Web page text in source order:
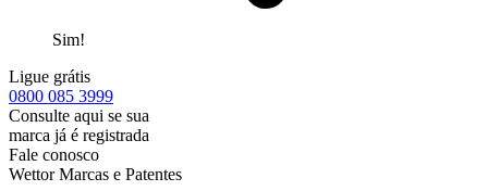
Sim!
Ligue grátis
0800 085 3999
Consulte aqui se sua
marca já é registrada
Fale conosco
Wettor Marcas e Patentes